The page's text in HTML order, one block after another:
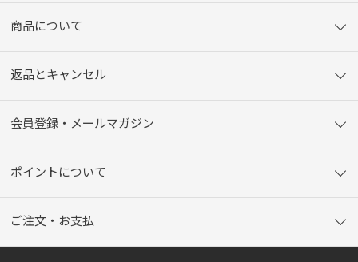
商品について
返品とキャンセル
会員登録・メールマガジン
ポイントについて
ご注文・お支払